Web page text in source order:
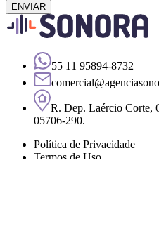
ENVIAR
55 11 95894-8732
R. Dep. Laércio Corte,
05706-290.
Política de Privacidade
Termos de Uso